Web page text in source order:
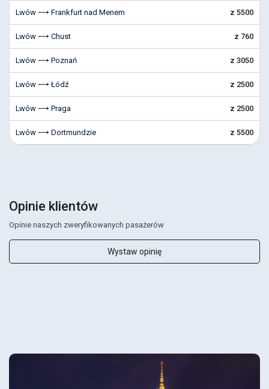
Lwów ⟶ Frankfurt nad Menem z 5500
Lwów ⟶ Chust z 760
Lwów ⟶ Poznań z 3050
Lwów ⟶ Łódź z 2500
Lwów ⟶ Praga z 2500
Lwów ⟶ Dortmundzie z 5500
Opinie klientów
Opinie naszych zweryfikowanych pasażerów
Wystaw opinię